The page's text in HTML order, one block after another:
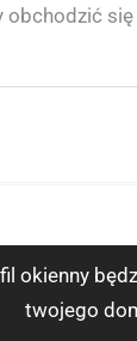
obchodzić
okienny
twojego